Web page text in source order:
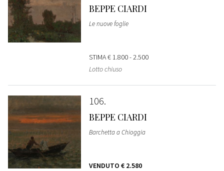
BEPPE CIARDI
Le nuove foglie
STIMA€ 1.800 - 2.500
Lotto chiuso
106
BEPPE CIARDI
Barchetta a Chioggia
VENDUTO € 2.580